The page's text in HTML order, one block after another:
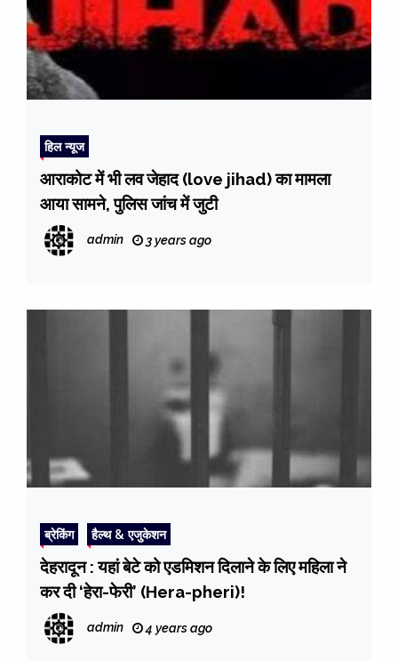
हिल न्यूज
आराकोट में भी लव जेहाद (love jihad) का मामला
आया सामने, पुलिस जांच में जुटी
admin 3 years ago
ब्रेकिंग हैल्थ & एजुकेशन
देहरादून : यहां बेटे को एडमिशन दिलाने के लिए महिला ने
कर दी ‘हेरा-फेरी’ (Hera-pheri)!
admin 4 years ago